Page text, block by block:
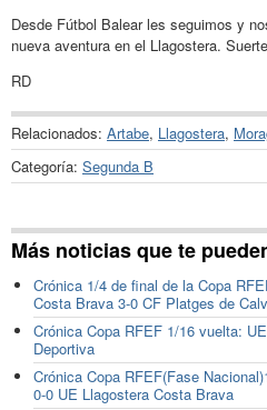
Desde Fútbol Balear les seguimos y
nueva aventura en el Llagostera.
RD
Relacionados: Artabe, Llagostera,
Categoría: Segunda B
Más noticias que te
Crónica 1/4 de final de la Copa
Costa Brava 3-0 CF Platges de
Crónica Copa RFEF 1/16 vuelta:
Deportiva
Crónica Copa RFEF(Fase
0-0 UE Llagostera Costa Brava